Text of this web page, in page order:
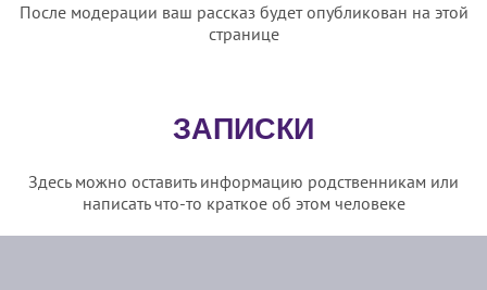
После модерации ваш рассказ будет опубликован на этой
странице
ЗАПИСКИ
Здесь можно оставить информацию родственникам или
написать что-то краткое об этом человеке